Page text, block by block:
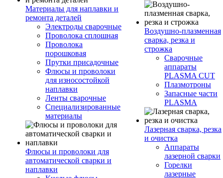
Материалы для наплавки и
ремонта деталей
Электроды сварочные
Проволока сплошная
Проволока
порошковая
Прутки присадочные
Флюсы и проволоки
для износостойкой
наплавки
Ленты сварочные
Специализированные
материалы
Флюсы и проволоки для
автоматической сварки и
наплавки
Воздушно-плазменная
сварка, резка и
строжка
Сварочные
аппараты
PLASMA CUT
Плазмотроны
Запасные части
PLASMA
Лазерная сварка, резка
и очистка
Аппараты
лазерной сварки
Горелки
лазерные